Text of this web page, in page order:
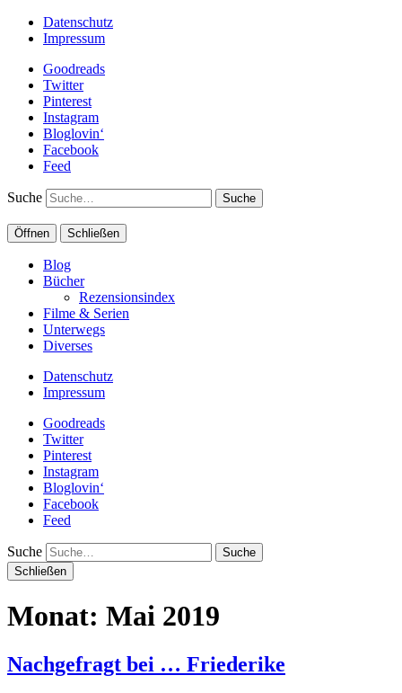
Datenschutz
Impressum
Goodreads
Twitter
Pinterest
Instagram
Bloglovin‘
Facebook
Feed
Suche
Öffnen Schließen
Blog
Bücher
Rezensionsindex
Filme & Serien
Unterwegs
Diverses
Datenschutz
Impressum
Goodreads
Twitter
Pinterest
Instagram
Bloglovin‘
Facebook
Feed
Suche
Schließen
Monat: Mai 2019
Nachgefragt bei … Friederike